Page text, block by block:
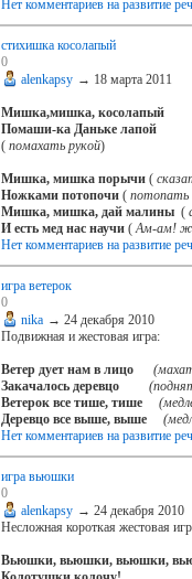
Нет комментариев на развитие
стихишка косолапый
0
alenkapsy → 18 марта 2011
Мишка,мишка, косолапый
Помаши-ка Даньке лапой
(помахать рукой)
Мишка, мишка порычи(
Ножками потопочи(потопать
Мишка, мишка, дай малины(
И есть мед нас научи(Ам-ам!
Нет комментариев на развитие
игра ветерок
0
nika → 24 декабря 2010
Подвижная и жестовая игра:
Ветер дует нам в лицо
Закачалось деревцо
Ветерок все тише, тише
Деревцо все выше, выше
Нет комментариев на развитие
игра вьюшки
0
alenkapsy → 24 декабря 2010
Несложная короткая жестовая
Вьюшки, вьюшки, вьюшки,